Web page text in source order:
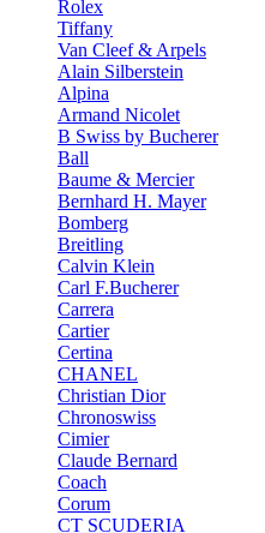
Rolex
Tiffany
Van Cleef & Arpels
Alain Silberstein
Alpina
Armand Nicolet
B Swiss by Bucherer
Ball
Baume & Mercier
Bernhard H. Mayer
Bomberg
Breitling
Calvin Klein
Carl F.Bucherer
Carrera
Cartier
Certina
CHANEL
Christian Dior
Chronoswiss
Cimier
Claude Bernard
Coach
Corum
CT SCUDERIA